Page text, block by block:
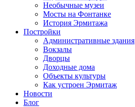
Необычные музеи
Мосты на Фонтанке
История Эрмитажа
Постройки
Административные здания
Вокзалы
Дворцы
Доходные дома
Объекты культуры
Как устроен Эрмитаж
Новости
Блог